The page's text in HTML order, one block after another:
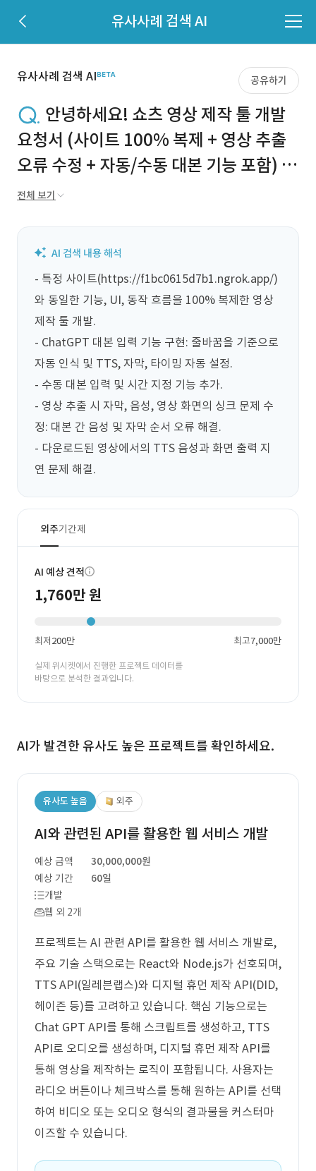
유사사례 검색 AI
유사사례 검색 AI 공유하기
안녕하세요! 쇼츠 영상 제작 툴 개발
요청서 (사이트 100% 복제 + 영상 추출
오류 수정 + 자동/수동 대본 기능 포함) 안
녕하세요. 아래 사이트와 기능, 구성, UI
웹 기반이든 데스크탑 프로그램이든 상관
되면 됩니다. 참고 사이트:
https://f1bc0615d7b1.ngrok.app/
※ 소스 코드는 미보유 상태이며, 프로그
램에 오류가 있습니다. ※ 단지 해당 사이
트와 똑같이 작동하는 프로그램을 새로 만
들어 주셨으면 합니다. 요청사항 1. 사이
트 기능 전체 복제 • UI 구성, 버튼, 동작 흐
름 등 모든 요소를 참고 사이트와 똑같이
구현 • 그대로 베껴도 무방하며, 실제로 동
일하게 만들어주는 것이 목적임 2. 주요
기능 설명 • chatgpts 버튼을 누르면 나
오는 대본 복붙 입력창 기능은 단순한 입
력창이 아님 • ChatGPT에서 받아온 줄바
꿈된 대본을 그대로 복붙하면, 줄바꿈을
기준으로 자동으로 대본1, 대본2 등으로
인식함 • 각 대본에 맞춰 자동으로 음성
(TTS), 자막, 타이밍까지 설정됨 • 이걸
필요 • 사용자가 직접 대본을 하나씩 입력
하고, 각 대본마다 수동으로 시간 지정하
는 기능도 존재 • 따라서 자동 방식과 수동
방식 둘 다 구현되어야 함 3. 수정해야 할
오류 (총 2건) 오류 1. 영상 추출 시, 1번
대본이 끝나기 전에 2번 대본의 음성이나
자막이 먼저 재생되는 현상 오류 2. TTS
력되는 현상 (영상 미리보기에서는 정상
이나, 다운로드된 영상에서만 발생) 최종
목표 • 참고 사이트와 동일한 영상 제작 툴
을 완전히 구현 • 영상 추출 시 자막, 음성,
영상 화면이 정확하게 싱크 맞게 저장되도
록 구현
전체 보기
- 특정 사이트(https://f1bc0615d7b1.ngrok.app/)
와 동일한 기능, UI, 동작 흐름을 100% 복제한 영상
제작 툴 개발.
- ChatGPT 대본 입력 기능 구현: 줄바꿈을 기준으로
자동 인식 및 TTS, 자막, 타이밍 자동 설정.
- 수동 대본 입력 및 시간 지정 기능 추가.
- 영상 추출 시 자막, 음성, 영상 화면의 싱크 문제 수
정: 대본 간 음성 및 자막 순서 오류 해결.
- 다운로드된 영상에서의 TTS 음성과 화면 출력 지
연 문제 해결.
외주기간제
AI 예상 견적
1,760만 원
최저200만 최고7,000만
실제 위시켓에서 진행한 프로젝트 데이터를
바탕으로 분석한 결과입니다.
AI가 발견한 유사도 높은 프로젝트를 확인하세요.
유사도 높음 외주
AI와 관련된 API를 활용한 웹 서비스 개발
예상 금액
30,000,000원
예상 기간
60일
개발
웹 외 2개
프로젝트는 AI 관련 API를 활용한 웹 서비스 개발로,
주요 기술 스택으로는 React와 Node.js가 선호되며,
TTS API(일레븐랩스)와 디지털 휴먼 제작 API(DID,
헤이즌 등)를 고려하고 있습니다. 핵심 기능으로는
Chat GPT API를 통해 스크립트를 생성하고, TTS
API로 오디오를 생성하며, 디지털 휴먼 제작 API를
통해 영상을 제작하는 로직이 포함됩니다. 사용자는
라디오 버튼이나 체크박스를 통해 원하는 API를 선택
하여 비디오 또는 오디오 형식의 결과물을 커스터마
이즈할 수 있습니다.